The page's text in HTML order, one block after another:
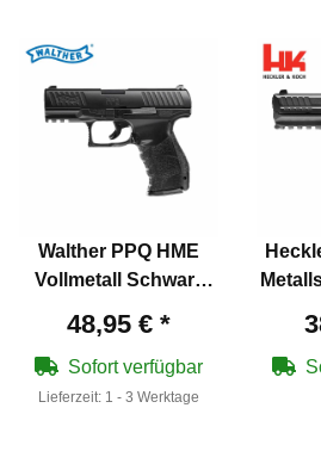
Walther PPQ HME
Vollmetall Schwarz
Pistole 6 mm BB
(P14)
48,95 € *
Sofort verfügbar
Lieferzeit: 1 - 3 Werktage